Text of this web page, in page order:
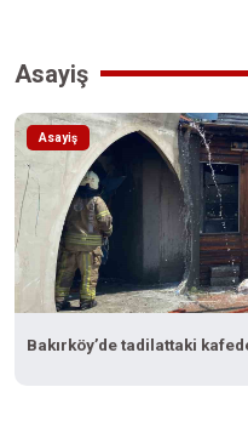
Asayiş
Asayiş
Bakırköy’de tadilattaki